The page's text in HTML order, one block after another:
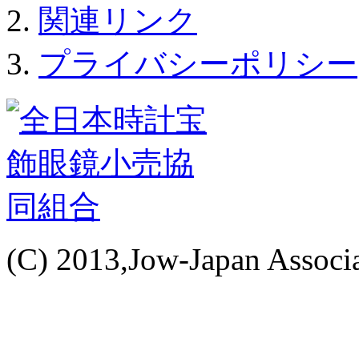
関連リンク
プライバシーポリシー
(C) 2013,Jow-Japan